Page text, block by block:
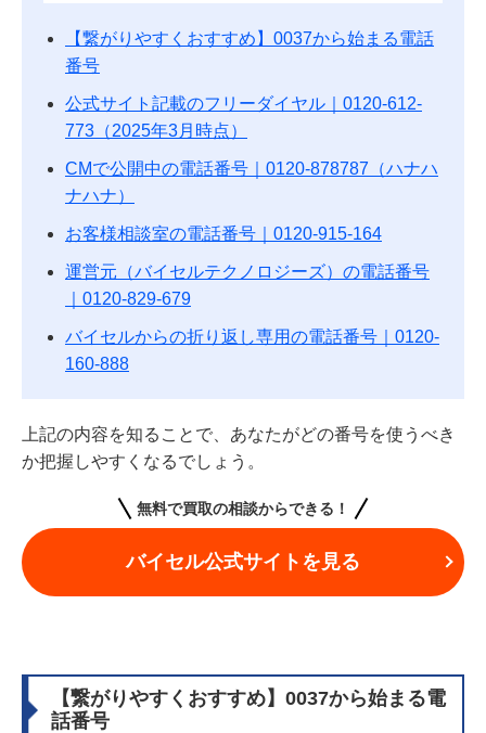
【繋がりやすくおすすめ】0037から始まる電話
番号
公式サイト記載のフリーダイヤル｜0120-612-
773（2025年3月時点）
CMで公開中の電話番号｜0120-878787（ハナハ
ナハナ）
お客様相談室の電話番号｜0120-915-164
運営元（バイセルテクノロジーズ）の電話番号
｜0120-829-679
バイセルからの折り返し専用の電話番号｜0120-
160-888
上記の内容を知ることで、あなたがどの番号を使うべき
か把握しやすくなるでしょう。
無料で買取の相談からできる！
バイセル公式サイトを見る
【繋がりやすくおすすめ】0037から始まる電
話番号